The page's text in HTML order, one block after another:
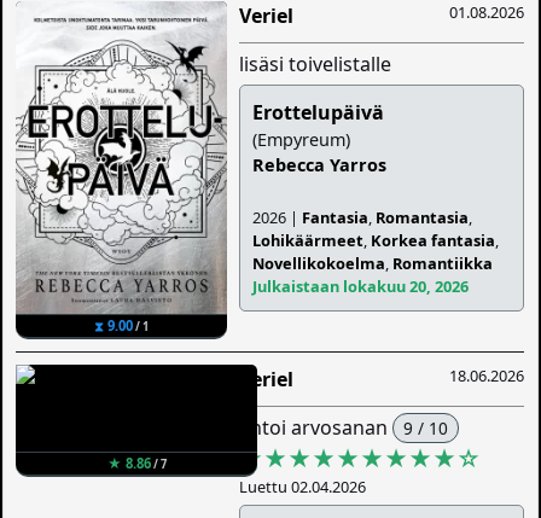
⧗ 9.00/ 1
01.08.2026
Veriel
lisäsi toivelistalle
Erottelupäivä
(Empyreum)
Rebecca Yarros
2026 | Fantasia, Romantasia,
Lohikäärmeet, Korkea fantasia,
Novellikokoelma, Romantiikka
Julkaistaan lokakuu 20, 2026
★ 8.86/ 7
18.06.2026
Veriel
antoi arvosanan 9 / 10
★★★★★★★★★☆
Luettu 02.04.2026